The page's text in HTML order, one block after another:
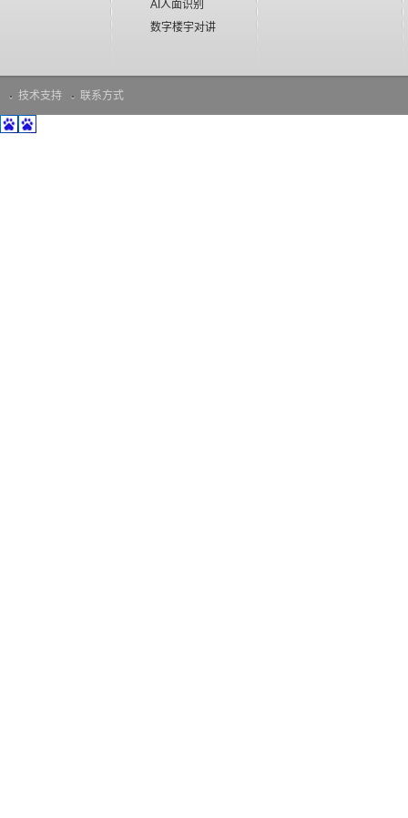
AI人面识别
数字楼宇对讲
技术支持 联系方式